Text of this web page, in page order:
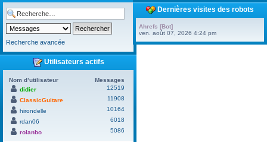
Recherche avancée
Utilisateurs actifs
Nom d’utilisateur
Messages
didier
12519
ClassicGuitare
11908
hirondelle
10164
rdan06
6018
rolanbo
5086
Dernières visites des robots
Ahrefs [Bot]
ven. août 07, 2026 4:24 pm